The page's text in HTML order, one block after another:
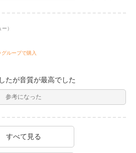
）
グループで購入
たが音質が最高でした
参考になった
すべて見る